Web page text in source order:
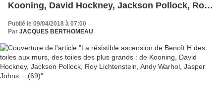
Kooning, David Hockney, Jackson Pollock, Roy
Publié le 09/04/2018 à 07:00
Par JACQUES BERTHOMEAU